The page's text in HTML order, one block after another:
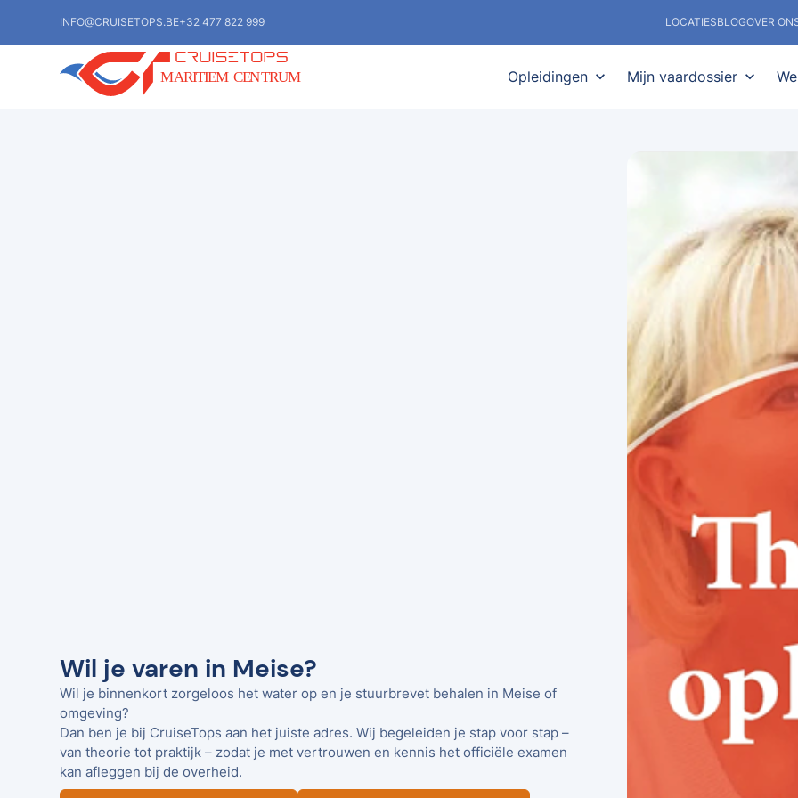
INFO@CRUISETOPS.BE+32 477 822 999 LOCATIESBLOGOVER
Opleidingen expand_more Mijn vaardossier expand_more
Wil je varen in Meise?
Wil je binnenkort zorgeloos het water op en je stuurbrevet behalen in Meise of
omgeving?
Dan ben je bij CruiseTops aan het juiste adres. Wij begeleiden je stap voor stap –
van theorie tot praktijk – zodat je met vertrouwen en kennis het officiële examen
kan afleggen bij de overheid.